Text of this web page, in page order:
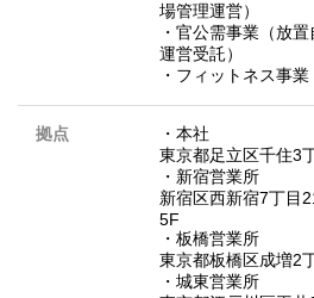
場管理運営）
・官公需事業（放
運営受託）
・フィットネス事業
拠点
・本社
東京都足立区千住3
・新宿営業所
新宿区西新宿7丁
5F
・板橋営業所
東京都板橋区成増2
・城東営業所